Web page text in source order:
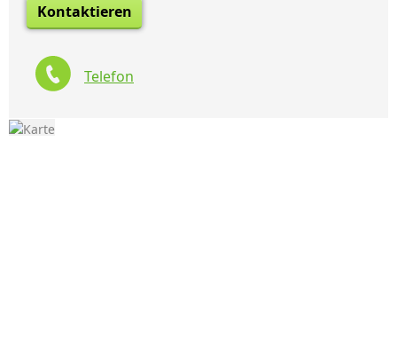
Kontaktieren
Telefon